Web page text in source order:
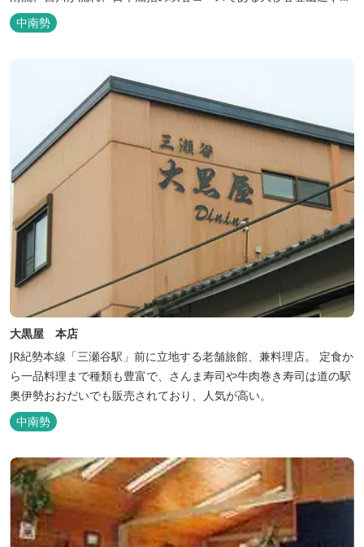
登山初心者から楽しめる総門山など、表情豊かな山々が連なりま
す。 日本の滝百選に選ばれている七ッ釜滝など、大自然が作り出す
点として、当ホテルは快適さを追...
中南勢
大黒屋 本店
JR紀勢本線「三瀬谷駅」前に立地する老舗旅館、兼料理店。 定食か
ら一品料理まで種類も豊富で、さんま寿司や牛肉巻き寿司は道の駅
奥伊勢おおだいでも販売されており、人気が高い。
中南勢